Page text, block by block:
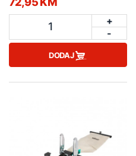
1
+
-
DODAJ